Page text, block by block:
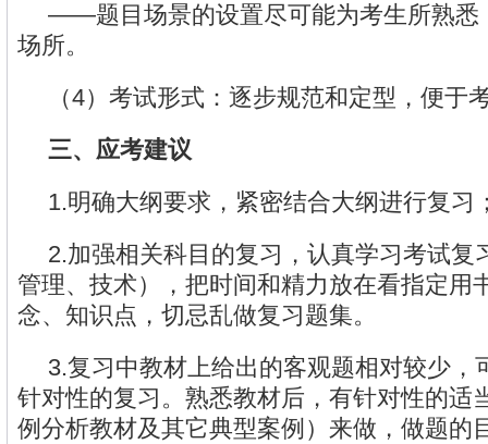
——题目场景的设置尽可能为考生所熟悉
场所。
（4）考试形式：逐步规范和定型，便于
三、应考建议
1.明确大纲要求，紧密结合大纲进行复习
2.加强相关科目的复习，认真学习考试复
管理、技术），把时间和精力放在看指定用
念、知识点，切忌乱做复习题集。
3.复习中教材上给出的客观题相对较少，
针对性的复习。熟悉教材后，有针对性的适
例分析教材及其它典型案例）来做，做题的